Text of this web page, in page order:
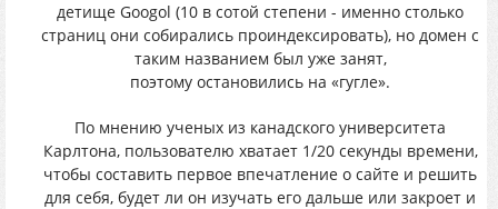
детище Googol (10 в сотой степени - именно столько
страниц они собирались проиндексировать), но домен с
таким названием был уже занят,
поэтому остановились на «гугле».
По мнению ученых из канадского университета
Карлтона, пользователю хватает 1/20 секунды времени,
чтобы составить первое впечатление о сайте и решить
для себя, будет ли он изучать его дальше или закроет и